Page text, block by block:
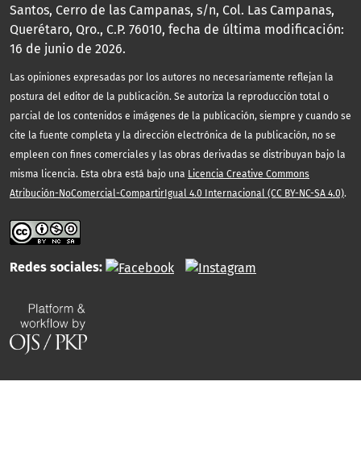
Santos, Cerro de las Campanas, s/n, Col. Las Campanas,
Querétaro, Qro., C.P. 76010, fecha de última modificación:
16 de junio de 2026.
Las opiniones expresadas por los autores no necesariamente reflejan la
postura del editor de la publicación. Se autoriza la reproducción total o
parcial de los contenidos e imágenes de la publicación, siempre y cuando se
cite la fuente completa y la dirección electrónica de la publicación, no se
empleen con fines comerciales y las obras derivadas se distribuyan bajo la
misma licencia. Esta obra está bajo una Licencia Creative Commons
Atribución-NoComercial-CompartirIgual 4.0 Internacional (CC BY-NC-SA 4.0).
Redes sociales: